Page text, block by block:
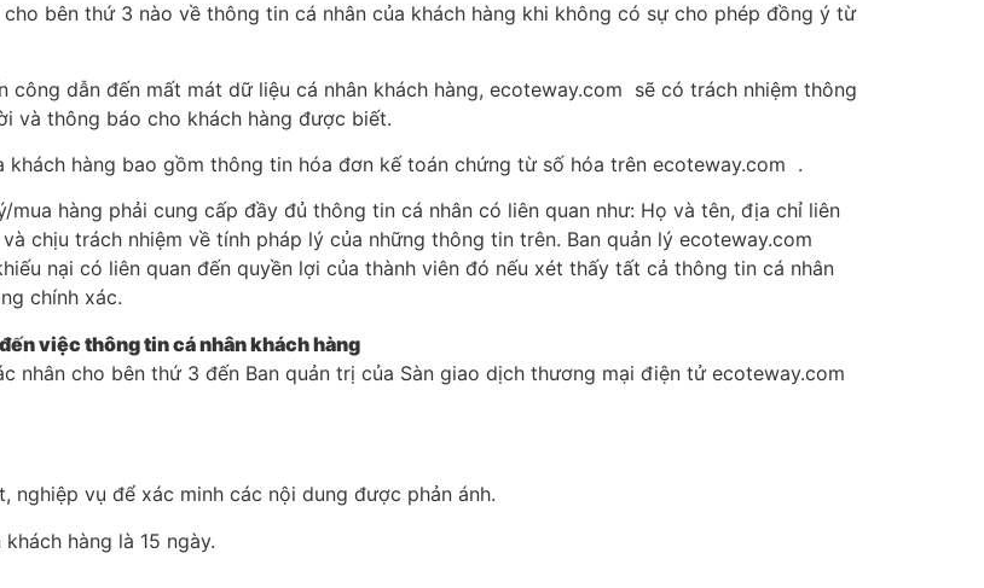
bên thứ 3 nào về thông tin cá nhân của khách hàng khi không có sự cho phép đồng ý từ
dẫn đến mất mát dữ liệu cá nhân khách hàng, ecoteway.com sẽ có trách nhiệm thông
và thông báo cho khách hàng được biết.
hàng bao gồm thông tin hóa đơn kế toán chứng từ số hóa trên ecoteway.com .
hàng phải cung cấp đầy đủ thông tin cá nhân có liên quan như: Họ và tên, địa chỉ liên
chịu trách nhiệm về tính pháp lý của những thông tin trên. Ban quản lý ecoteway.com
nại có liên quan đến quyền lợi của thành viên đó nếu xét thấy tất cả thông tin cá nhân
chính xác.
việc thông tin cá nhân khách hàng
nhân cho bên thứ 3 đến Ban quản trị của Sàn giao dịch thương mại điện tử ecoteway.com
vụ để xác minh các nội dung được phản ánh.
hàng là 15 ngày.